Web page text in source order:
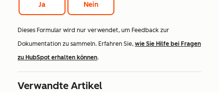
Ja Nein
Dieses Formular wird nur verwendet, um Feedback zur
Dokumentation zu sammeln. Erfahren Sie, wie Sie Hilfe bei Fragen
zu HubSpot erhalten können.
Verwandte Artikel